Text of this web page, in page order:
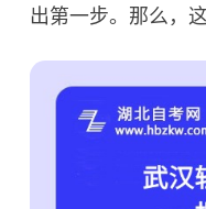
出第一步。那么，